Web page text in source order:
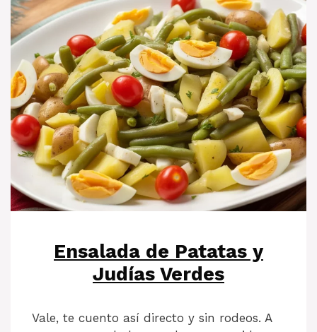
Ensalada de Patatas y
Judías Verdes
Vale, te cuento así directo y sin rodeos. A